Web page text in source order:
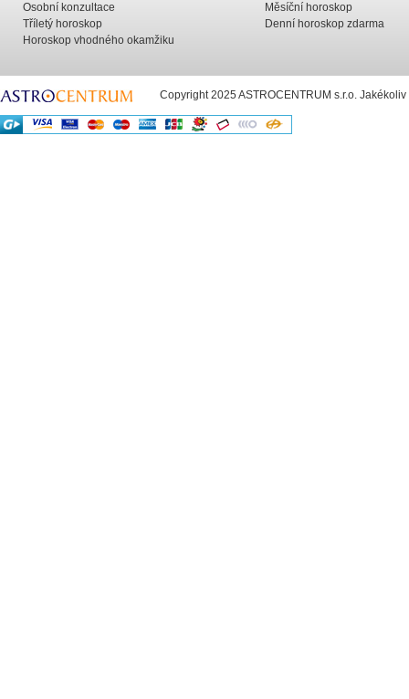
Osobní konzultace
Tříletý horoskop
Horoskop vhodného okamžiku
Měsíční horoskop
Denní horoskop zdarma
Copyright 2025 ASTROCENTRUM s.r.o.